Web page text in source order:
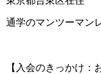
通学のマンツーマン
【入会のきっかけ：